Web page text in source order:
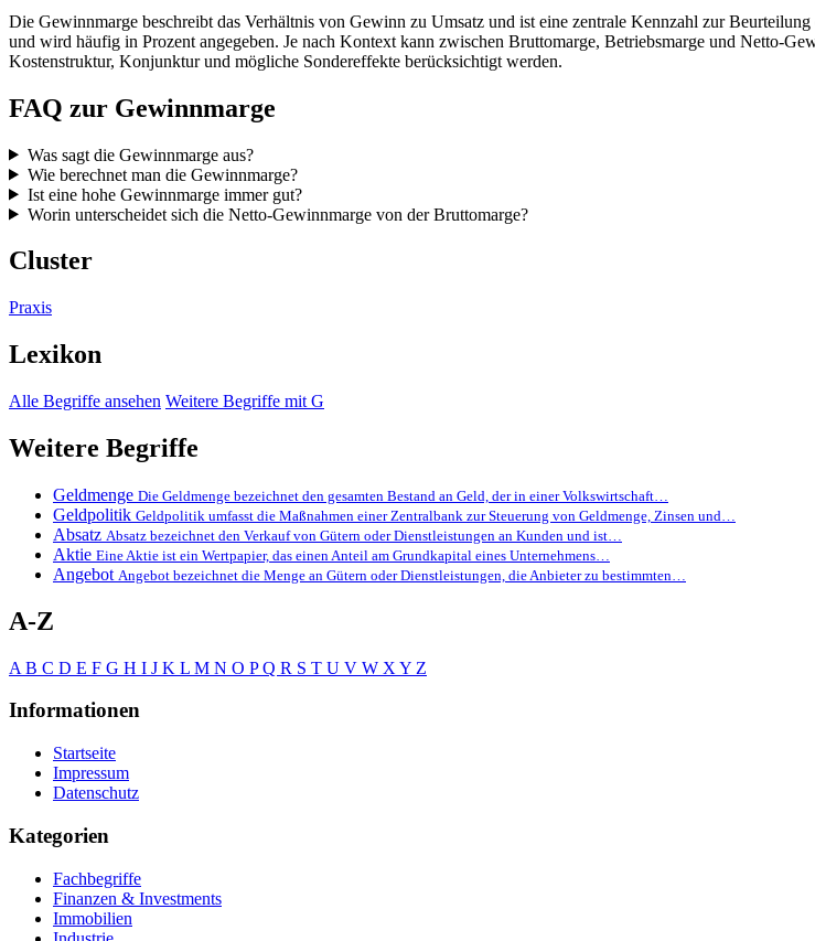
Die Gewinnmarge beschreibt das Verhältnis von Gewinn zu Umsatz und ist eine zentrale Kennzahl zur
und wird häufig in Prozent angegeben. Je nach Kontext kann zwischen Bruttomarge, Betriebsmarge und Netto-
Kostenstruktur, Konjunktur und mögliche Sondereffekte berücksichtigt werden.
FAQ zur Gewinnmarge
Was sagt die Gewinnmarge aus?
Wie berechnet man die Gewinnmarge?
Ist eine hohe Gewinnmarge immer gut?
Worin unterscheidet sich die Netto-Gewinnmarge von der Bruttomarge?
Cluster
Praxis
Lexikon
Alle Begriffe ansehen Weitere Begriffe mit G
Weitere Begriffe
Geldmenge Die Geldmenge bezeichnet den gesamten Bestand an Geld, der in einer Volkswirtschaft…
Geldpolitik Geldpolitik umfasst die Maßnahmen einer Zentralbank zur Steuerung von Geldmenge, Zinsen und…
Absatz Absatz bezeichnet den Verkauf von Gütern oder Dienstleistungen an Kunden und ist…
Aktie Eine Aktie ist ein Wertpapier, das einen Anteil am Grundkapital eines Unternehmens…
Angebot Angebot bezeichnet die Menge an Gütern oder Dienstleistungen, die Anbieter zu bestimmten…
A-Z
A B C D E F G H I J K L M N O PQ R S T U V W X Y Z
Informationen
Startseite
Impressum
Datenschutz
Kategorien
Fachbegriffe
Finanzen & Investments
Immobilien